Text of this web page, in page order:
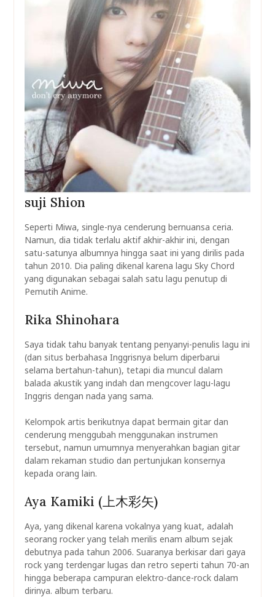
suji Shion
Seperti Miwa, single-nya cenderung bernuansa ceria.
Namun, dia tidak terlalu aktif akhir-akhir ini, dengan
satu-satunya albumnya hingga saat ini yang dirilis pada
tahun 2010. Dia paling dikenal karena lagu Sky Chord
yang digunakan sebagai salah satu lagu penutup di
Pemutih Anime.
Rika Shinohara
Saya tidak tahu banyak tentang penyanyi-penulis lagu ini
(dan situs berbahasa Inggrisnya belum diperbarui
selama bertahun-tahun), tetapi dia muncul dalam
balada akustik yang indah dan mengcover lagu-lagu
Inggris dengan nada yang sama.
Kelompok artis berikutnya dapat bermain gitar dan
cenderung menggubah menggunakan instrumen
tersebut, namun umumnya menyerahkan bagian gitar
dalam rekaman studio dan pertunjukan konsernya
kepada orang lain.
Aya Kamiki (上木彩矢)
Aya, yang dikenal karena vokalnya yang kuat, adalah
seorang rocker yang telah merilis enam album sejak
debutnya pada tahun 2006. Suaranya berkisar dari gaya
rock yang terdengar lugas dan retro seperti tahun 70-an
hingga beberapa campuran elektro-dance-rock dalam
dirinya. album terbaru.